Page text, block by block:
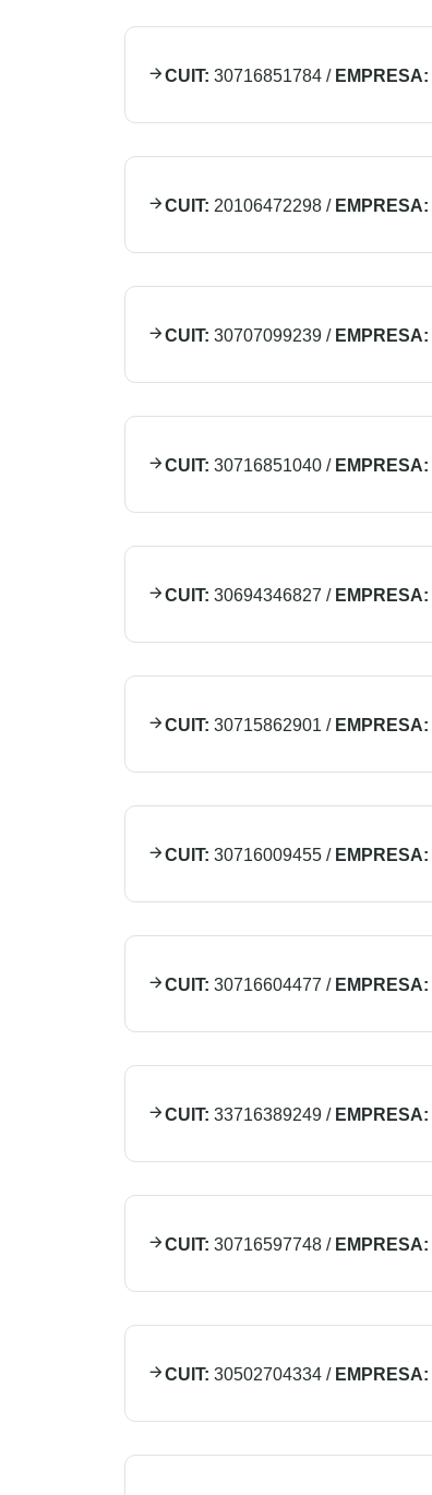
CUIT: 30716851784 / EMPRESA:
CUIT: 20106472298 / EMPRESA:
CUIT: 30707099239 / EMPRESA:
CUIT: 30716851040 / EMPRESA:
CUIT: 30694346827 / EMPRESA:
CUIT: 30715862901 / EMPRESA:
CUIT: 30716009455 / EMPRESA:
CUIT: 30716604477 / EMPRESA:
CUIT: 33716389249 / EMPRESA:
CUIT: 30716597748 / EMPRESA:
CUIT: 30502704334 / EMPRESA: